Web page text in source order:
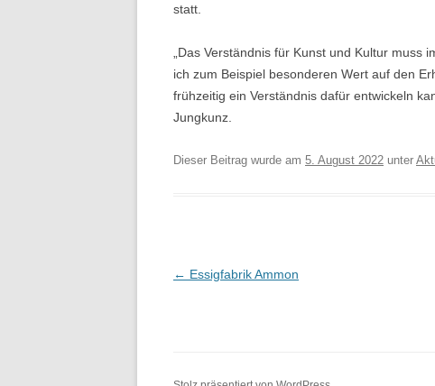
statt.
„Das Verständnis für Kunst und Kultur muss
ich zum Beispiel besonderen Wert auf den
frühzeitig ein Verständnis dafür entwickeln
Jungkunz.
Dieser Beitrag wurde am 5. August 2022 unter
Beitragsnavigation
← Essigfabrik Ammon